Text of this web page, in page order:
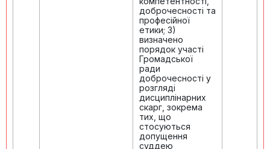
доброчесності та
професійної
етики; 3)
визначено
порядок участі
Громадської
ради
доброчесності у
розгляді
дисциплінарних
скарг, зокрема
тих, що
стосуються
допущення
суддею